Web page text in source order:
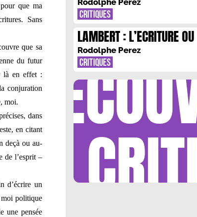
que ma
Sans
que sa
du futur
là en effet :
conjuration
moi.
dans
en citant
deçà ou au-
de l’esprit –
d’écrire un
moi politique
une pensée
Rodolphe Perez
CRITIQUES
LAMBERT : L’ECRITURE
TREMBLEMENT
Rodolphe Perez
CRITIQUES